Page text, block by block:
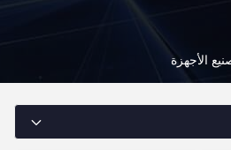
الأجهزة